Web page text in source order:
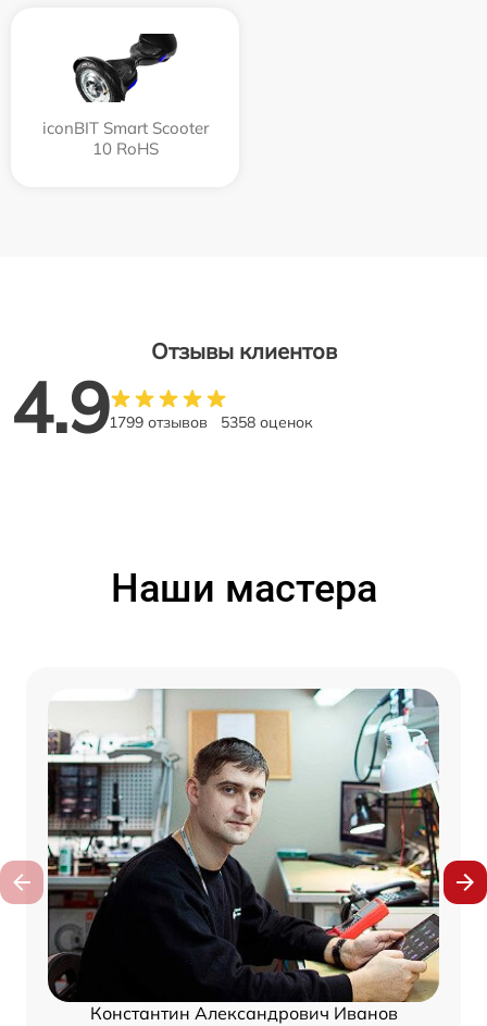
iconBIT Smart Scooter
10 RoHS
Отзывы клиентов
4.91799 отзывов 5358 оценок
Наши мастера
Константин Александрович Иванов